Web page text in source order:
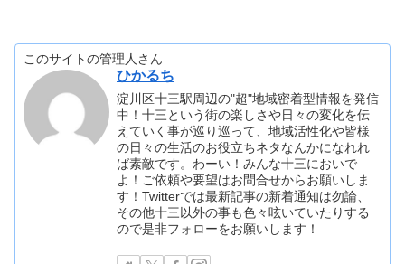
このサイトの管理人さん
ひかるち
淀川区十三駅周辺の"超"地域密着型情報を発信
中！十三という街の楽しさや日々の変化を伝
えていく事が巡り巡って、地域活性化や皆様
の日々の生活のお役立ちネタなんかになれれ
ば素敵です。わーい！みんな十三においで
よ！ご依頼や要望はお問合せからお願いしま
す！Twitterでは最新記事の新着通知は勿論、
その他十三以外の事も色々呟いていたりする
ので是非フォローをお願いします！